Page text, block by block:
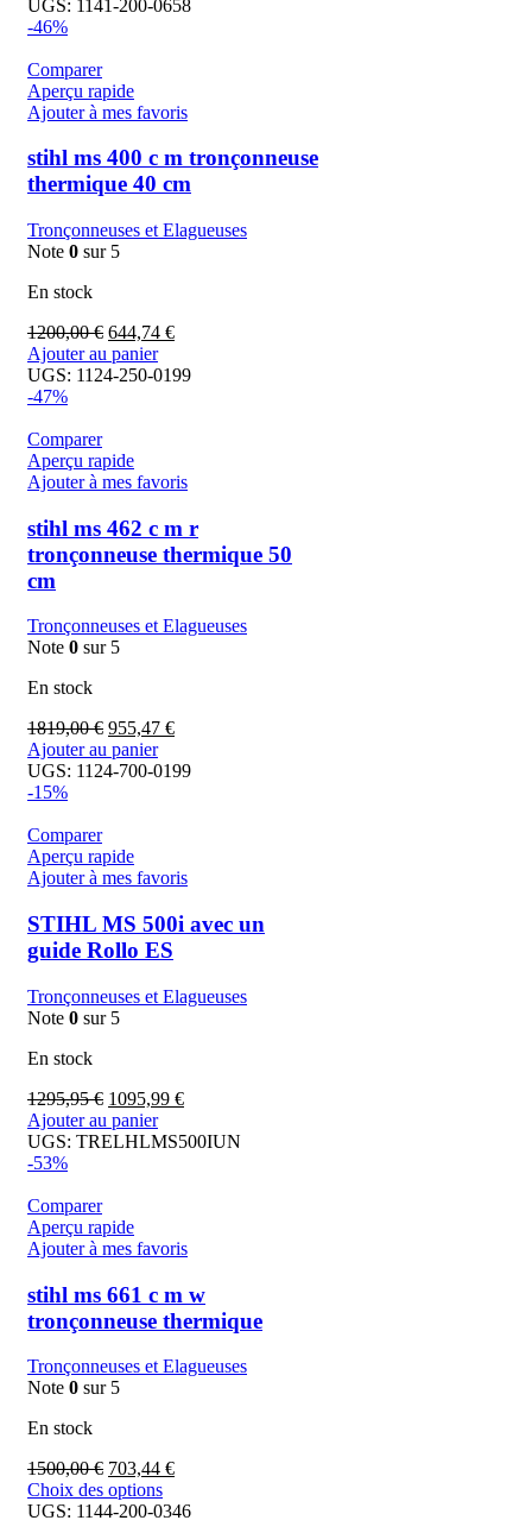
UGS: 1141-200-0658
-46%
Comparer
Aperçu rapide
Ajouter à mes favoris
stihl ms 400 c m tronçonneuse
thermique 40 cm
Tronçonneuses et Elagueuses
Note 0 sur 5
En stock
1200,00€ 644,74 €
Ajouter au panier
UGS: 1124-250-0199
-47%
Comparer
Aperçu rapide
Ajouter à mes favoris
stihl ms 462 c m r
tronçonneuse thermique 50
cm
Tronçonneuses et Elagueuses
Note 0 sur 5
En stock
1819,00€ 955,47 €
Ajouter au panier
UGS: 1124-700-0199
-15%
Comparer
Aperçu rapide
Ajouter à mes favoris
STIHL MS 500i avec un
guide Rollo ES
Tronçonneuses et Elagueuses
Note 0 sur 5
En stock
1295,95€ 1095,99 €
Ajouter au panier
UGS: TRELHLMS500IUN
-53%
Comparer
Aperçu rapide
Ajouter à mes favoris
stihl ms 661 c m w
tronçonneuse thermique
Tronçonneuses et Elagueuses
Note 0 sur 5
En stock
1500,00€ 703,44 €
Choix des options
UGS: 1144-200-0346